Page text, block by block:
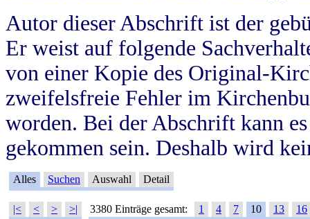
Autor dieser Abschrift ist der
Er weist auf folgende
von einer Kopie des Original-
zweifelsfreie Fehler im
worden. Bei der Abschrift kann
gekommen sein. Deshalb wird
Alles Suchen Auswahl Detail
|< < > >| 3380 Einträge gesamt: 1 4 7 10 13
16